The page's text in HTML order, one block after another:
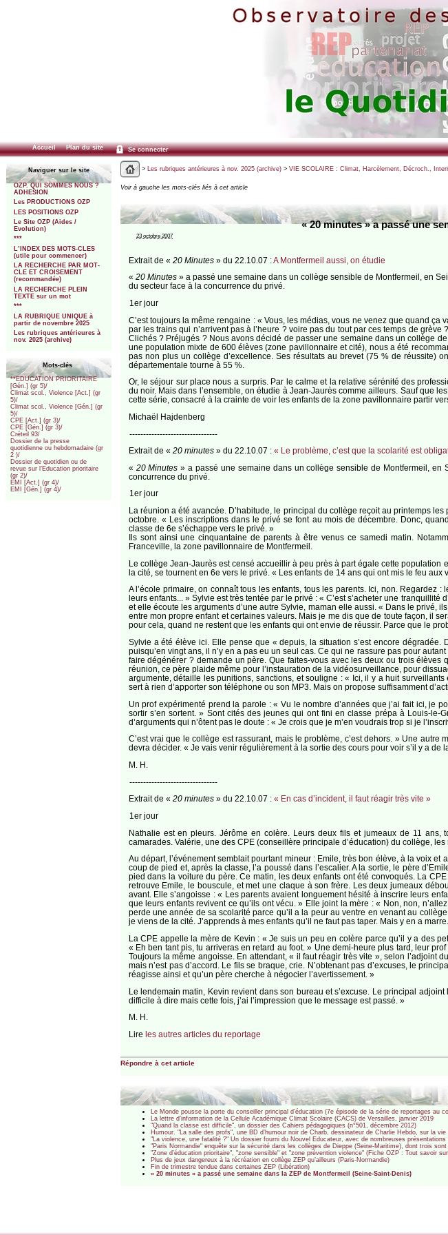
Accueil Plan du site Se connecter
Naviguer sur le site
OZP. QUI SOMMES NOUS ?
ADHESION
Les PRODUCTIONS OZP
LES POSITIONS OZP
Le Site OZP (Aides /
Evolution)
***
L’INDEX DES MOTS-CLES
(utile pour commencer)
LA RECHERCHE PAR MOT-
CLE ET CROISEMENT
(recommandée)
LA RECHERCHE PLEIN
TEXTE sur un mot
***
LA RUBRIQUE UNIQUE à
partir de novembre 2025
Les rubriques antérieures à
nov. 2025 (archive)
Mots-clés
**EDUCATION PRIORITAIRE
[Gén.] (gr 5)/
Climat scol., Violence [Act.] (gr
5)/
Climat scol., Violence [Gén.] (gr
5)/
CPE [Act.] (gr 3)/
CPE [Gén.] (gr 3)/
Créteil 93/
Dossier de la presse
quotidienne ou hebdomadaire (gr
2 )/
Dossier de quotidien ou de
revue sur l’Education prioritaire
(gr 2)/
EMI [Act.] (gr 4)/
EMI [Gén.] (gr 4)/
> Les rubriques antérieures à nov. 2025 (archive)> VIE SCOLAIRE : Climat, Harcèlement, Décroch.,
Voir à gauche les mots-clés liés à cet article
« 20 minutes » a passé une
23 octobre 2007
Extrait de « 20 Minutes» du 22.10.07 : A Montfermeil aussi, on étudie
« 20 Minutes» a passé une semaine dans un collège sensible de Montfermeil, en
du secteur face à la concurrence du privé.
1er jour
C’est toujours la même rengaine : « Vous, les médias, vous ne venez que quand ça
par les trains qui n’arrivent pas à l’heure ? voire pas du tout par ces temps de
Clichés ? Préjugés ? Nous avons décidé de passer une semaine dans un collège
une population mixte de 600 élèves (zone pavillonnaire et cité), nous a été
pas non plus un collège d’excellence. Ses résultats au brevet (75 % de réussite)
départementale tourne à 55 %.
Or, le séjour sur place nous a surpris. Par le calme et la relative sérénité des
du noir. Mais dans l’ensemble, on étudie à Jean-Jaurès comme ailleurs. Sauf que
cette série, consacré à la crainte de voir les enfants de la zone pavillonnaire partir
Michaël Hajdenberg
--------------------------------
Extrait de « 20 minutes» du 22.10.07 : « Le problème, c’est que la scolarité est
« 20 Minutes » a passé une semaine dans un collège sensible de Montfermeil, en
concurrence du privé.
1er jour
La réunion a été avancée. D’habitude, le principal du collège reçoit au printemps
octobre. « Les inscriptions dans le privé se font au mois de décembre. Donc,
classe de 6e s’échappe vers le privé. »
Ils sont ainsi une cinquantaine de parents à être venus ce samedi matin.
Franceville, la zone pavillonnaire de Montfermeil.
Le collège Jean-Jaurès est censé accueillir à peu près à part égale cette
la cité, se tournent en 6e vers le privé. « Les enfants de 14 ans qui ont mis le feu
A l’école primaire, on connaît tous les enfants, tous les parents. Ici, non. Regardez
leurs enfants... » Sylvie est très tentée par le privé : « C’est s’acheter une
et elle écoute les arguments d’une autre Sylvie, maman elle aussi. « Dans le privé,
entre mon propre enfant et certaines valeurs. Mais je me dis que de toute façon, il
pour cela, quand ne restent que les enfants qui ont envie de réussir. Parce que le
Sylvie a été élève ici. Elle pense que « depuis, la situation s’est encore
puisqu’en vingt ans, il n’y en a pas eu un seul cas. Ce qui ne rassure pas pour
faire dégénérer ? demande un père. Que faites-vous avec les deux ou trois
réunion, ce père plaide même pour l’instauration de la vidéosurveillance, pour
argumente, détaille les punitions, sanctions, et souligne : « Ici, il y a huit
sert à rien d’apporter son téléphone ou son MP3. Mais on propose suffisamment
Un prof expérimenté prend la parole : « Vu le nombre d’années que j’ai fait ici, je
sortir s’en sortent. » Sont cités des jeunes qui ont fini en classe prépa à Louis-
d’arguments qui n’ôtent pas le doute : « Je crois que je m’en voudrais trop si je
C’est vrai que le collège est rassurant, mais le problème, c’est dehors. » Une
devra décider. « Je vais venir régulièrement à la sortie des cours pour voir s’il y a
M. H.
--------------------------------
Extrait de « 20 minutes» du 22.10.07 : « En cas d’incident, il faut réagir très vite »
1er jour
Nathalie est en pleurs. Jérôme en colère. Leurs deux fils et jumeaux de 11
camarades. Valérie, une des CPE (conseillère principale d’éducation) du collège, les
Au départ, l’événement semblait pourtant mineur : Emile, très bon élève, à la voix
coup de pied et, après la classe, l’a poussé dans l’escalier. A la sortie, le père
pied dans la voiture du père. Ce matin, les deux enfants ont été convoqués. La
retrouve Emile, le bouscule, et met une claque à son frère. Les deux jumeaux
avant. Elle s’angoisse : « Les parents avaient longuement hésité à inscrire leurs
que leurs enfants revivent ce qu’ils ont vécu. » Elle joint la mère : « Non, non,
perde une année de sa scolarité parce qu’il a la peur au ventre en venant au
je viens de la cité. J’apprends à mes enfants qu’il ne faut pas taper. Mais y en a
La CPE appelle la mère de Kevin : « Je suis un peu en colère parce qu’il y a des
« Eh ben tant pis, tu arriveras en retard au foot. » Une demi-heure plus tard, leur
Toujours la même angoisse. En attendant, « il faut réagir très vite », selon l’adjoint
mais n’est pas d’accord. Le fils se braque, crie. N’obtenant pas d’excuses, le
réagisse ainsi et qu’un père cherche à négocier l’avertissement. »
Le lendemain matin, Kevin revient dans son bureau et s’excuse. Le principal
difficile à dire mais cette fois, j’ai l’impression que le message est passé. »
M. H.
Lire les autres articles du reportage
Répondre à cet article
Le Monde pousse la porte du conseiller principal d’éducation (7e épisode de la série de reportages au
La lettre d’information de la Cellule Académique Climat Scolaire (CACS) de Versailles, janvier 2019
"Quand la classe est difficile", un dossier des Cahiers pédagogiques (n°501, décembre 2012)
Humour. "La salle des profs", une BD d’humour noir de Charb, dessinateur de Charlie Hebdo, sur la
"La violence, une fatalité ?" Un dossier fourni du Nouvel Educateur, avec de nombreuses
"Paris Normandie" enquête sur la sécurité dans les collèges de Dieppe (Seine-Maritime), dont trois
"Zone d’éducation prioritaire", "zone sensible" et "zone prévention violence" (Fiche OZP : Tout savoir
Plus de jeux dangereux à la récréation en collège ZEP qu’ailleurs (Paris-Normandie)
Fin de trimestre tendue dans certaines ZEP (Libération)
« 20 minutes » a passé une semaine dans la ZEP de Montfermeil (Seine-Saint-Denis)